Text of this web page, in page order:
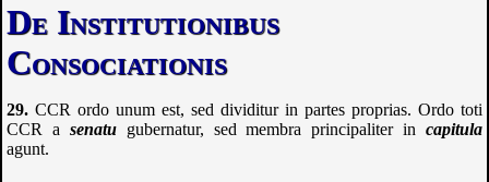
De Institutionibus
Consociationis
CCR ordo unum est, sed dividitur in partes proprias. Ordo toti
CCR
a senatugubernatur, sed membra principaliter in capitula
agunt.